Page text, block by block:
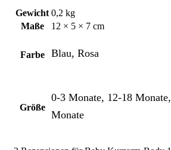
Gewicht 0,2 kg
Maße
12 × 5 × 7 cm
Farbe Blau, Rosa
Größe
0-3 Monate, 12-18
Monate